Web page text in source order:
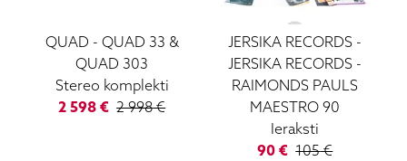
QUAD - QUAD 33 &
QUAD 303
Stereo komplekti
2 598 € 2 998€
JERSIKA RECORDS -
JERSIKA RECORDS -
RAIMONDS PAULS
MAESTRO 90
Ieraksti
90 € 105€